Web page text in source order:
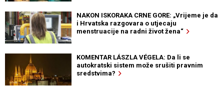
NAKON ISKORAKA CRNE GORE: „Vrijeme je da
i Hrvatska razgovara o utjecaju
menstruacije na radni život žena“
KOMENTAR LÁSZLA VÉGELA: Da li se
autokratski sistem može srušiti pravnim
sredstvima?